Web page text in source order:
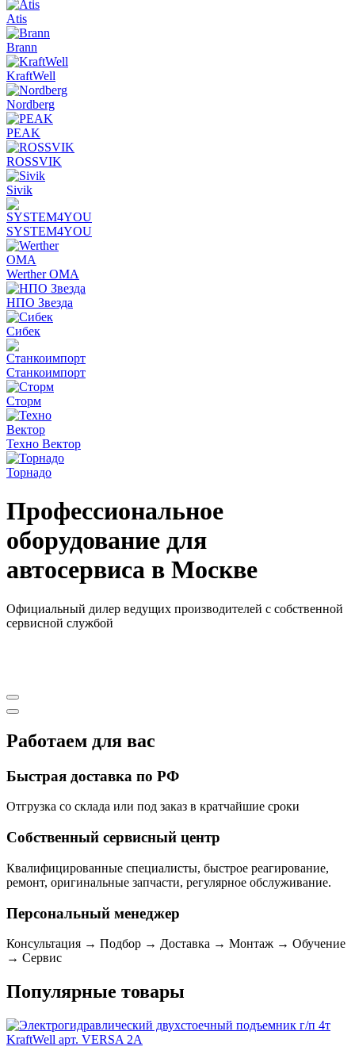
Atis
Brann
KraftWell
Nordberg
PEAK
ROSSVIK
Sivik
SYSTEM4YOU
Werther OMA
НПО Звезда
Сибек
Станкоимпорт
Сторм
Техно Вектор
Торнадо
Профессиональное
оборудование для
автосервиса в Москве
Официальный дилер ведущих производителей с собственной
сервисной службой
Работаем для вас
Быстрая доставка по РФ
Отгрузка со склада или под заказ в кратчайшие сроки
Собственный сервисный центр
Квалифицированные специалисты, быстрое реагирование,
ремонт, оригинальные запчасти, регулярное обслуживание.
Персональный менеджер
Консультация → Подбор → Доставка → Монтаж → Обучение
→ Сервис
Популярные товары